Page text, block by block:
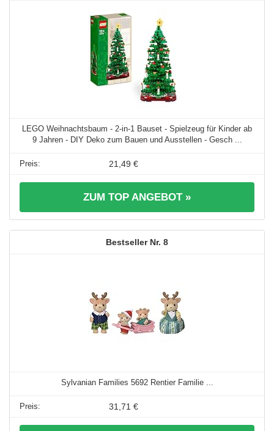
LEGO Weihnachtsbaum - 2-in-1 Bauset - Spielzeug für Kinder ab
9 Jahren - DIY Deko zum Bauen und Ausstellen - Gesch ...
21,49 €
ZUM TOP ANGEBOT »
8
Sylvanian Families 5692 Rentier Familie ...
31,71 €